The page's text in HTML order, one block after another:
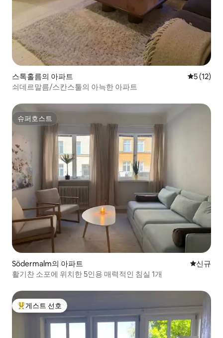
스톡홀름의 아파트 평점 5점
5 (12)
쇠데르말름/스칸스툴의 아늑한 아파트
슈퍼호스트
슈퍼호스트
Södermalm의 아파트 신규 숙소
신규
활기찬 소포에 위치한 5인용 매력적인 침실 1개
상위 게스트 선호
게스트 선호